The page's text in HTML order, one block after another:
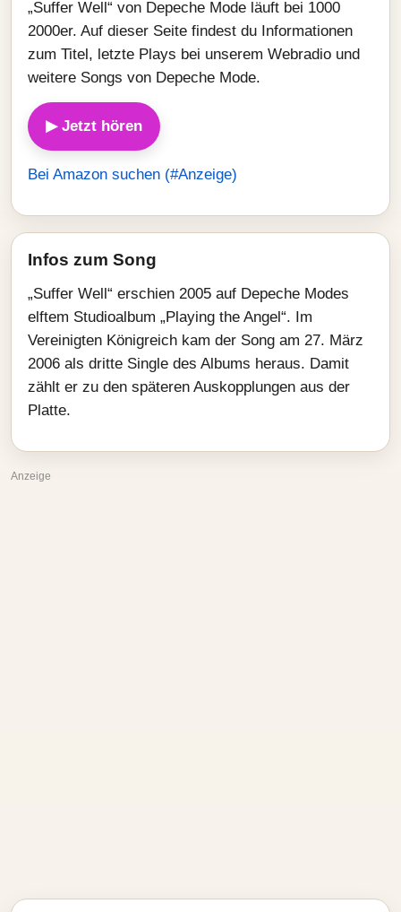
„Suffer Well“ von Depeche Mode läuft bei 1000
2000er. Auf dieser Seite findest du Informationen
zum Titel, letzte Plays bei unserem Webradio und
weitere Songs von Depeche Mode.
▶ Jetzt hören
Bei Amazon suchen (#Anzeige)
Infos zum Song
„Suffer Well“ erschien 2005 auf Depeche Modes
elftem Studioalbum „Playing the Angel“. Im
Vereinigten Königreich kam der Song am 27. März
2006 als dritte Single des Albums heraus. Damit
zählt er zu den späteren Auskopplungen aus der
Platte.
Anzeige